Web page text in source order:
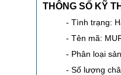
THÔNG SỐ KỸ
- Tình trạng:
- Tên mã:
- Phân loại
- Số lượng